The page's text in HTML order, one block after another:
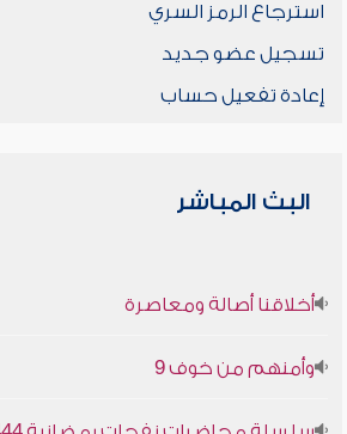
استرجاع الرمز السري
تسجيل عضو جديد
إعادة تفعيل حساب
البث المباشر
أخلاقنا أصالة ومعاصرة
وأمنهم من خوف 9